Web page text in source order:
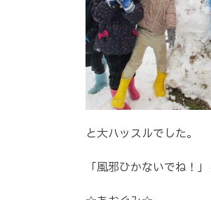
と大ハッスルでした。
「風邪ひかないでね！